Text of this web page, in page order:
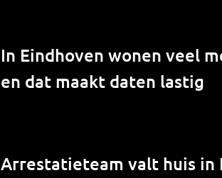
In Eindhoven wonen veel
en dat maakt daten lastig
Arrestatieteam valt huis in